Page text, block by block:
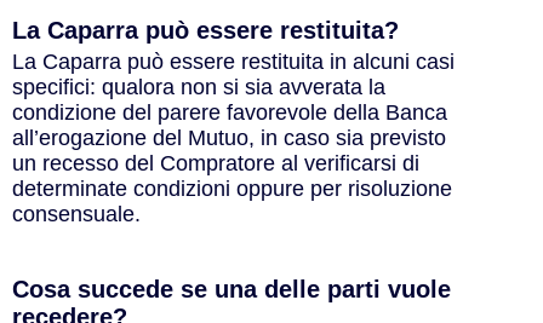
La Caparra può essere restituita?
La Caparra può essere restituita in alcuni casi
specifici: qualora non si sia avverata la
condizione del parere favorevole della Banca
all’erogazione del Mutuo, in caso sia previsto
un recesso del Compratore al verificarsi di
determinate condizioni oppure per risoluzione
consensuale.
Cosa succede se una delle parti vuole
recedere?